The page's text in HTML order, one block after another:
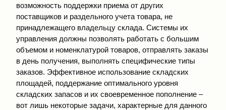
возможность поддержки приема от других
поставщиков и раздельного учета товара, не
принадлежащего владельцу склада. Системы их
управления должны позволять работать с большим
объемом и номенклатурой товаров, отправлять заказы
в день получения, выполнять специфические типы
заказов. Эффективное использование складских
площадей, поддержание оптимального уровня
складских запасов и их своевременное пополнение –
вот лишь некоторые задачи, характерные для данного